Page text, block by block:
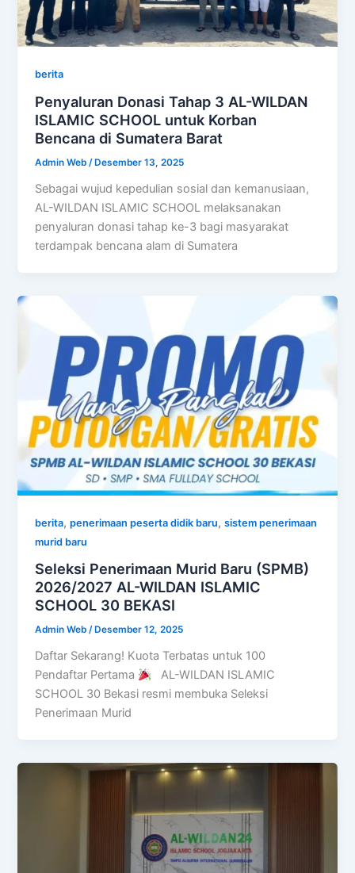
berita
Penyaluran Donasi Tahap 3 AL-WILDAN
ISLAMIC SCHOOL untuk Korban
Bencana di Sumatera Barat
Admin Web/ Desember 13, 2025
Sebagai wujud kepedulian sosial dan kemanusiaan,
AL-WILDAN ISLAMIC SCHOOL melaksanakan
penyaluran donasi tahap ke-3 bagi masyarakat
terdampak bencana alam di Sumatera
berita,penerimaan peserta didik baru,sistem penerimaan
murid baru
Seleksi Penerimaan Murid Baru (SPMB)
2026/2027 AL-WILDAN ISLAMIC
SCHOOL 30 BEKASI
Admin Web/ Desember 12, 2025
Daftar Sekarang! Kuota Terbatas untuk 100
Pendaftar Pertama
AL-WILDAN ISLAMIC
SCHOOL 30 Bekasi resmi membuka Seleksi
Penerimaan Murid